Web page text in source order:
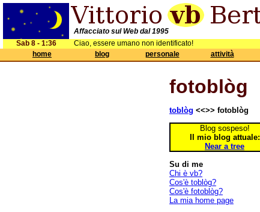
Affacciato sul Web dal 1995
Sab 8 - 1:36
Ciao, essere umano non identificato!
home
blog personale attività
fotoblòg
toblòg <<>> fotoblòg
Blog sospeso!
Il mio blog attuale:
Near a tree
Su di me
Chi è vb?
Cos'è toblòg?
Cos'è fotoblòg?
La mia home page